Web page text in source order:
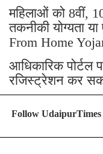
महिलाओं को 8वीं,
तकनीकी योग्यता
From Home
आधिकारिक पोर्टल
रजिस्ट्रेशन कर
Follow UdaipurTimes